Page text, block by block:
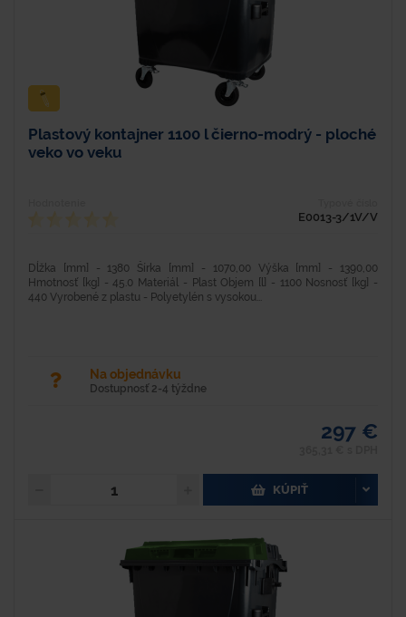
Plastový kontajner 1100 l čierno-modrý - ploché
veko vo veku
E0013-3/1V/V
Dĺžka [mm] - 1380 Šírka [mm] - 1070,00 Výška [mm] - 1390,00
Hmotnosť [kg] - 45.0 Materiál - Plast Objem [l] - 1100 Nosnosť [kg] -
440 Vyrobené z plastu - Polyetylén s vysokou...
Na objednávku
Dostupnosť 2-4 týždne
297 €
KÚPIŤ